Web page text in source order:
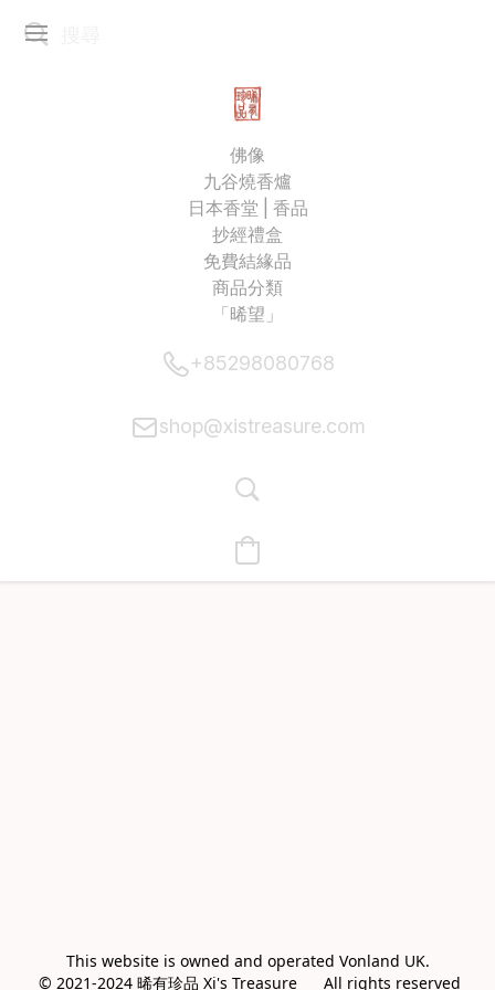
佛像
九谷燒香爐
日本香堂 | 香品
抄經禮盒
免費結緣品
商品分類
「晞望」
+85298080768
shop@xistreasure.com
This website is owned and operated Vonland UK.
© 2021-2024 晞有珍品 Xi's Treasure      All rights reserved